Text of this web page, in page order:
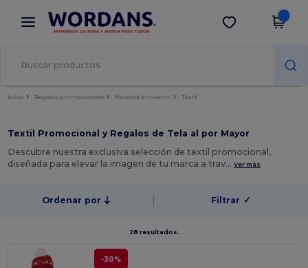
× App de Wordans
¡Mejores precios en app!
Descargar app
Inicio Regalos promocionales Navidad e Invierno Textil
Textil Promocional y Regalos de Tela al por Mayor
Descubre nuestra exclusiva selección de textil promocional,
diseñada para elevar la imagen de tu marca a trav…Ver más
Ordenar por Filtrar ✓
28 resultados.
-30%